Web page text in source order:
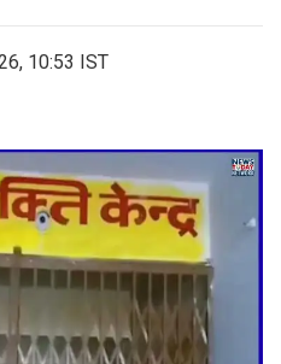
10:53 IST